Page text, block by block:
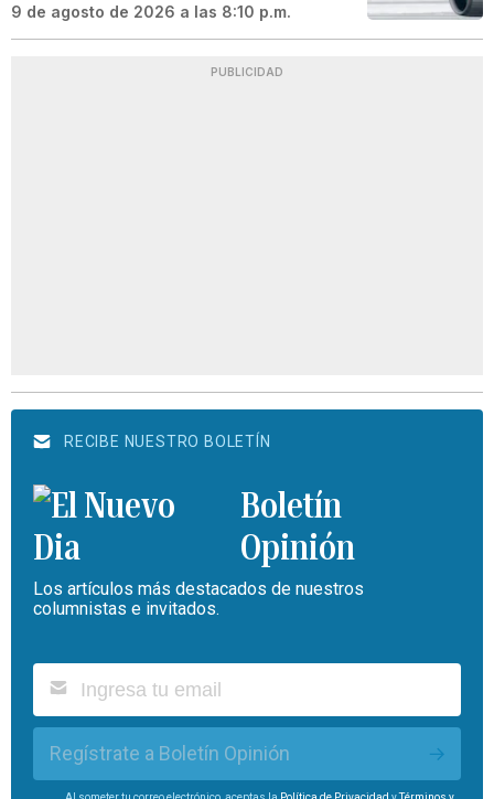
9 de agosto de 2026 a las 8:10 p.m.
PUBLICIDAD
RECIBE NUESTRO BOLETÍN
Boletín
Opinión
Los artículos más destacados de nuestros
columnistas e invitados.
Regístrate a Boletín Opinión